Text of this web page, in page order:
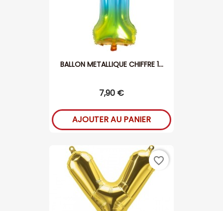
BALLON METALLIQUE CHIFFRE 1...
7,90 €
AJOUTER AU PANIER
favorite_border